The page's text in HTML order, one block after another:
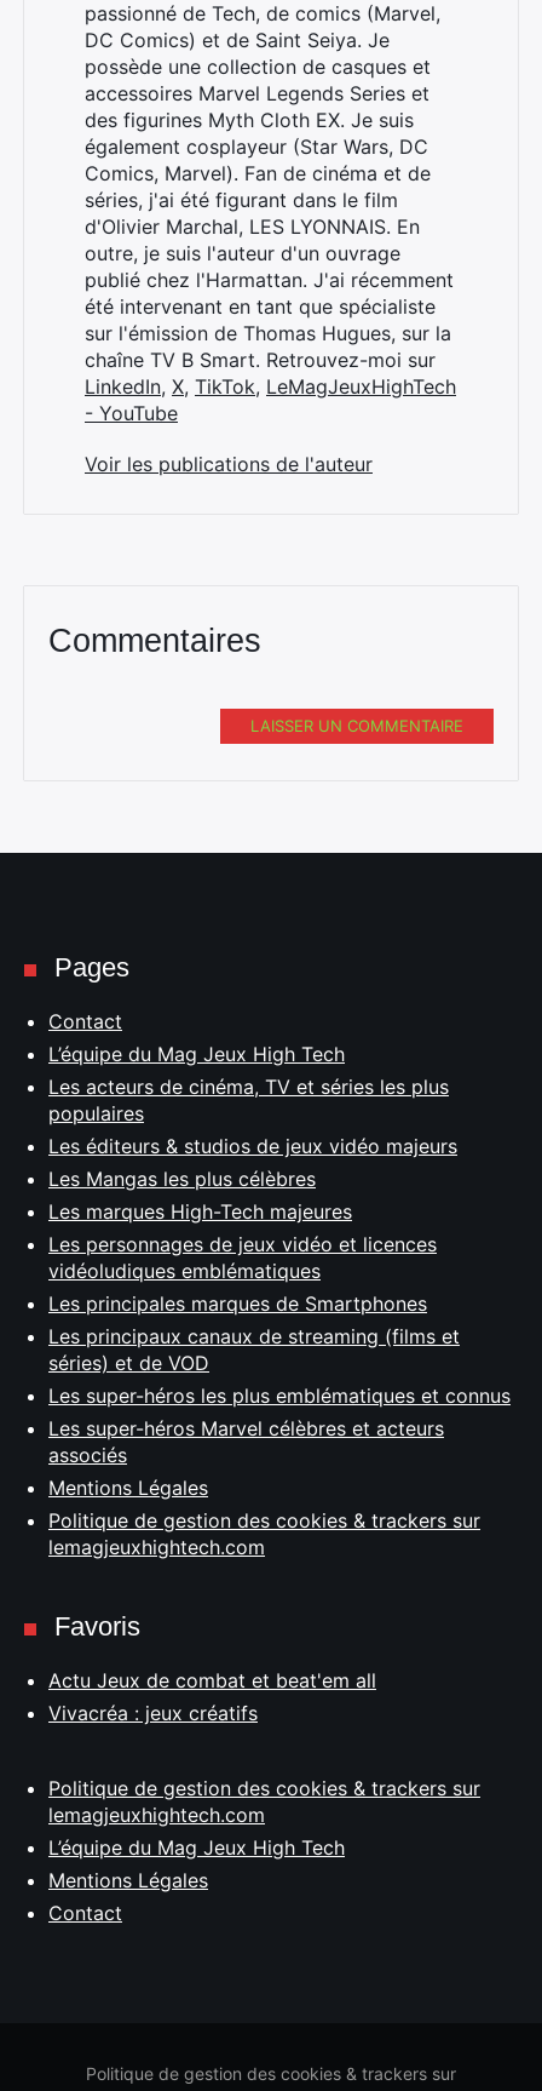
passionné de Tech, de comics (Marvel,
DC Comics) et de Saint Seiya. Je
possède une collection de casques et
accessoires Marvel Legends Series et
des figurines Myth Cloth EX. Je suis
également cosplayeur (Star Wars, DC
Comics, Marvel). Fan de cinéma et de
séries, j'ai été figurant dans le film
d'Olivier Marchal, LES LYONNAIS. En
outre, je suis l'auteur d'un ouvrage
publié chez l'Harmattan. J'ai récemment
été intervenant en tant que spécialiste
sur l'émission de Thomas Hugues, sur la
chaîne TV B Smart. Retrouvez-moi sur
LinkedIn, X, TikTok, LeMagJeuxHighTech
- YouTube
Voir les publications de l'auteur
Commentaires
LAISSER UN COMMENTAIRE
Pages
Contact
L’équipe du Mag Jeux High Tech
Les acteurs de cinéma, TV et séries les plus
populaires
Les éditeurs & studios de jeux vidéo majeurs
Les Mangas les plus célèbres
Les marques High-Tech majeures
Les personnages de jeux vidéo et licences
vidéoludiques emblématiques
Les principales marques de Smartphones
Les principaux canaux de streaming (films et
séries) et de VOD
Les super-héros les plus emblématiques et connus
Les super-héros Marvel célèbres et acteurs
associés
Mentions Légales
Politique de gestion des cookies & trackers sur
lemagjeuxhightech.com
Favoris
Actu Jeux de combat et beat'em all
Vivacréa : jeux créatifs
Politique de gestion des cookies & trackers sur
lemagjeuxhightech.com
L’équipe du Mag Jeux High Tech
Mentions Légales
Contact
Politique de gestion des cookies & trackers sur